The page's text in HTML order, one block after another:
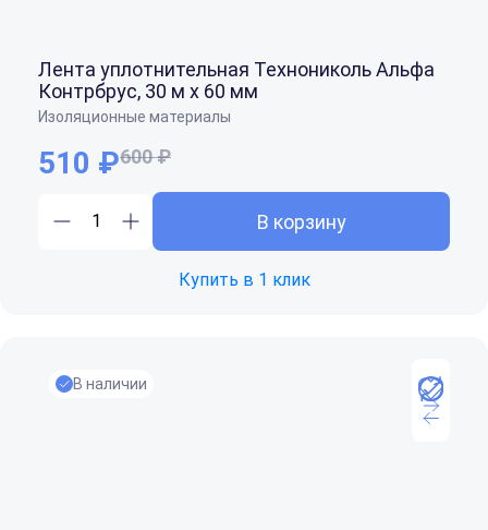
Лента уплотнительная Технониколь Альфа
Контрбрус, 30 м х 60 мм
Изоляционные материалы
510 ₽600 ₽
В корзину
Купить в 1 клик
В наличии